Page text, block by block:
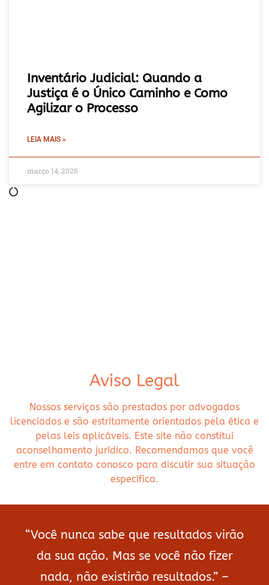
Inventário Judicial: Quando a
Justiça é o Único Caminho e Como
Agilizar o Processo
LEIA MAIS »
março 14, 2026
Aviso Legal
Nossos serviços são prestados por advogados
licenciados e são estritamente orientados pela ética e
pelas leis aplicáveis. Este site não constitui
aconselhamento jurídico. Recomendamos que você
entre em contato conosco para discutir sua situação
específica.
“Você nunca sabe que resultados virão
da sua ação. Mas se você não fizer
nada, não existirão resultados.” –